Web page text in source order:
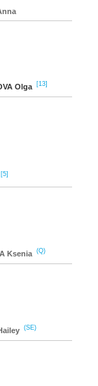
Olga [13]
[5]
Ksenia (Q)
(SE)